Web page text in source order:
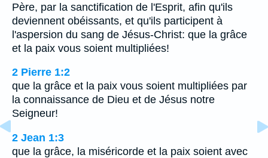
Père, par la sanctification de l'Esprit, afin qu'ils
deviennent obéissants, et qu'ils participent à
l'aspersion du sang de Jésus-Christ: que la grâce
et la paix vous soient multipliées!
2 Pierre 1:2
que la grâce et la paix vous soient multipliées par
la connaissance de Dieu et de Jésus notre
Seigneur!
2 Jean 1:3
que la grâce, la miséricorde et la paix soient avec